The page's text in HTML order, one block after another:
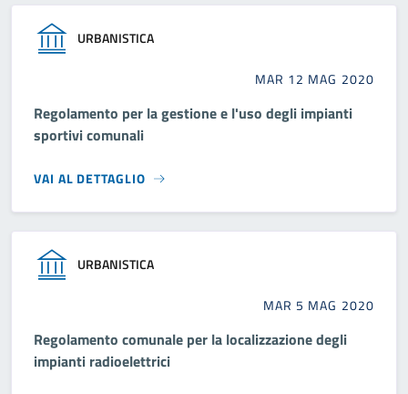
URBANISTICA
MAR 12 MAG 2020
Regolamento per la gestione e l'uso degli impianti
sportivi comunali
VAI AL DETTAGLIO
URBANISTICA
MAR 5 MAG 2020
Regolamento comunale per la localizzazione degli
impianti radioelettrici